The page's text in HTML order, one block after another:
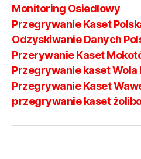
Monitoring Osiedlowy
Przegrywanie Kaset
Odzyskiwanie Danych
Przerywanie Kaset
Przegrywanie kaset Wola
Przegrywanie Kaset
przegrywanie kaset